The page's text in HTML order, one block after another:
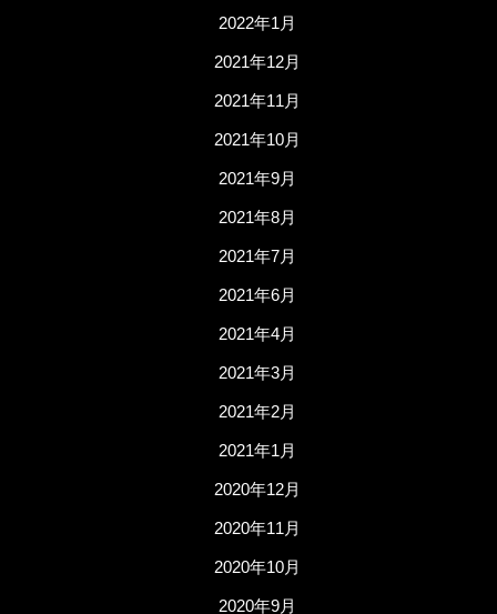
2022年1月
2021年12月
2021年11月
2021年10月
2021年9月
2021年8月
2021年7月
2021年6月
2021年4月
2021年3月
2021年2月
2021年1月
2020年12月
2020年11月
2020年10月
2020年9月